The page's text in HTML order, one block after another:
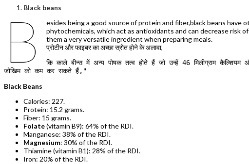
Black beans
B
esides being a good source of protein and fiber,black beans have
phytochemicals, which act as antioxidants and can decrease risk
them a very versatile ingredient when preparing meals.
प्रोटीन और फाइबर का अच्छा स्रोत होने के अलावा,
कि काले बीन्स में अन्य पोषक तत्व होते हैं जो उन्हें 46 मिलीग्राम
जोखिम को कम कर सकते हैं,"
Black Beans
Calories: 227.
Protein: 15.2 grams.
Fiber: 15 grams.
Folate(vitamin B9): 64% of the RDI.
Manganese: 38% of the RDI.
Magnesium: 30% of the RDI.
Thiamine (vitamin B1): 28% of the RDI.
Iron: 20% of the RDI.